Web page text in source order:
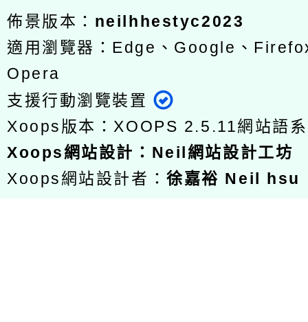
佈景版本： neilhhestyc2023
適用瀏覽器：Edge、Google、
Opera
支援行動瀏覽裝置
Xoops版本： XOOPS 2.5.11網站語
Xoops網站設計 ： Neil網站設計工坊
Xoops網站設計者：徐嘉裕 Neil hsu